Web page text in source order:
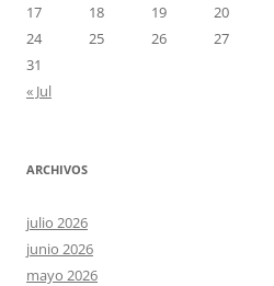
17
18 19 20
24
25 26 27
31
« Jul
ARCHIVOS
julio 2026
junio 2026
mayo 2026